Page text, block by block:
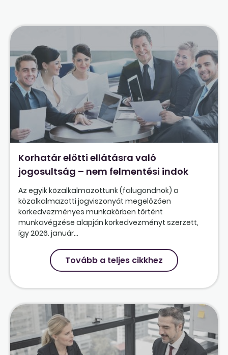
Korhatár előtti ellátásra való
jogosultság – nem felmentési indok
Az egyik közalkalmazottunk (falugondnok) a
közalkalmazotti jogviszonyát megelőzően
korkedvezményes munkakörben történt
munkavégzése alapján korkedvezményt szerzett,
így 2026. január...
Tovább a teljes cikkhez